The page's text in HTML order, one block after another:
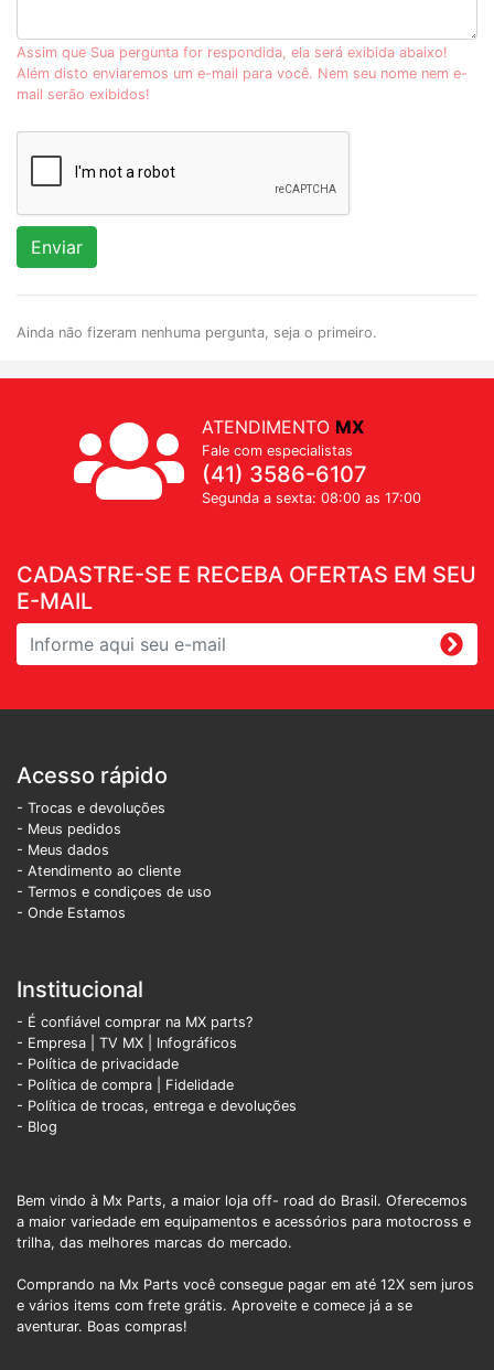
Assim que Sua pergunta for respondida, ela será exibida abaixo!
Além disto enviaremos um e-mail para você. Nem seu nome nem e-
mail serão exibidos!
Enviar
Ainda não fizeram nenhuma pergunta, seja o primeiro.
CADASTRE-SE E RECEBA OFERTAS EM SEU
E-MAIL
ATENDIMENTO MX
Fale com especialistas
(41) 3586-6107
Segunda a sexta: 08:00 as 17:00
Acesso rápido
- Trocas e devoluções
- Meus pedidos
- Meus dados
- Atendimento ao cliente
- Termos e condiçoes de uso
- Onde Estamos
Institucional
- É confiável comprar na MX parts?
- Empresa
TV MX
Infográficos
- Política de privacidade
- Política de compra | Fidelidade
- Política de trocas, entrega e devoluções
- Blog
Bem vindo à Mx Parts, a maior loja off- road do Brasil. Oferecemos
a maior variedade em equipamentos e acessórios para motocross e
trilha, das melhores marcas do mercado.
Comprando na Mx Parts você consegue pagar em até 12X sem juros
e vários items com frete grátis. Aproveite e comece já a se
aventurar. Boas compras!